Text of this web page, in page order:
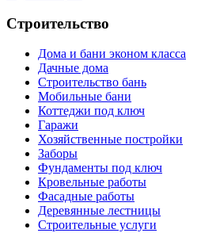
Строительство
Дома и бани эконом класса
Дачные дома
Строительство бань
Мобильные бани
Коттеджи под ключ
Гаражи
Хозяйственные постройки
Заборы
Фундаменты под ключ
Кровельные работы
Фасадные работы
Деревянные лестницы
Строительные услуги